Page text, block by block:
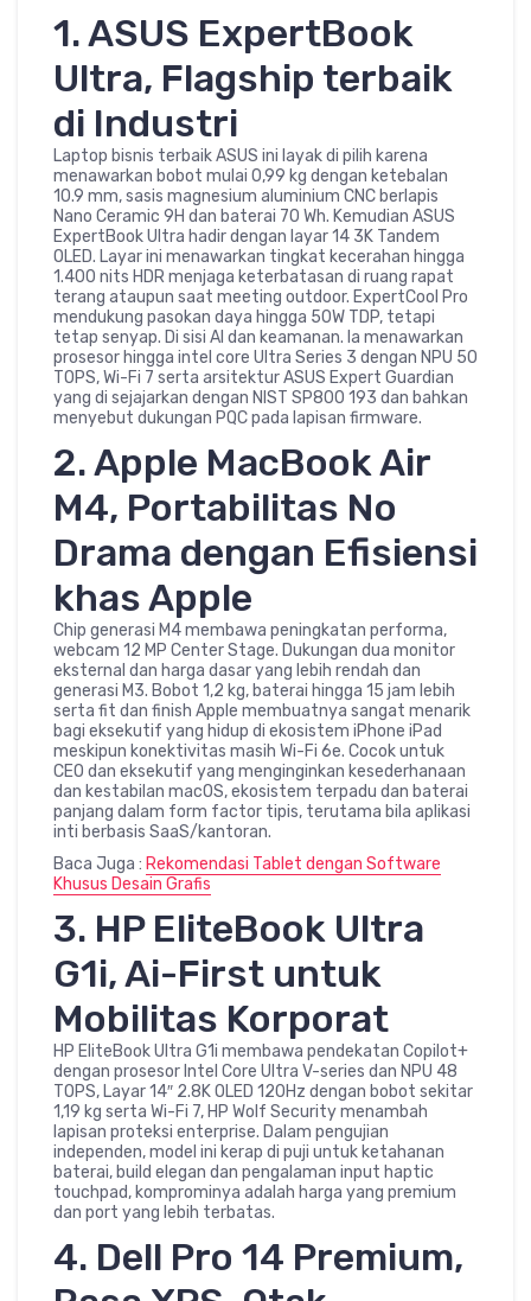
1. ASUS ExpertBook
Ultra, Flagship terbaik
di Industri
Laptop bisnis terbaik ASUS ini layak di pilih karena
menawarkan bobot mulai 0,99 kg dengan ketebalan
10.9 mm, sasis magnesium aluminium CNC berlapis
Nano Ceramic 9H dan baterai 70 Wh. Kemudian ASUS
ExpertBook Ultra hadir dengan layar 14 3K Tandem
OLED. Layar ini menawarkan tingkat kecerahan hingga
1.400 nits HDR menjaga keterbatasan di ruang rapat
terang ataupun saat meeting outdoor. ExpertCool Pro
mendukung pasokan daya hingga 50W TDP, tetapi
tetap senyap. Di sisi AI dan keamanan. Ia menawarkan
prosesor hingga intel core Ultra Series 3 dengan NPU 50
TOPS, Wi-Fi 7 serta arsitektur ASUS Expert Guardian
yang di sejajarkan dengan NIST SP800 193 dan bahkan
menyebut dukungan PQC pada lapisan firmware.
2. Apple MacBook Air
M4, Portabilitas No
Drama dengan Efisiensi
khas Apple
Chip generasi M4 membawa peningkatan performa,
webcam 12 MP Center Stage. Dukungan dua monitor
eksternal dan harga dasar yang lebih rendah dan
generasi M3. Bobot 1,2 kg, baterai hingga 15 jam lebih
serta fit dan finish Apple membuatnya sangat menarik
bagi eksekutif yang hidup di ekosistem iPhone iPad
meskipun konektivitas masih Wi-Fi 6e. Cocok untuk
CEO dan eksekutif yang menginginkan kesederhanaan
dan kestabilan macOS, ekosistem terpadu dan baterai
panjang dalam form factor tipis, terutama bila aplikasi
inti berbasis SaaS/kantoran.
Baca Juga : Rekomendasi Tablet dengan Software
Khusus Desain Grafis
3. HP EliteBook Ultra
G1i, Ai-First untuk
Mobilitas Korporat
HP EliteBook Ultra G1i membawa pendekatan Copilot+
dengan prosesor Intel Core Ultra V-series dan NPU 48
TOPS, Layar 14″ 2.8K OLED 120Hz dengan bobot sekitar
1,19 kg serta Wi-Fi 7, HP Wolf Security menambah
lapisan proteksi enterprise. Dalam pengujian
independen, model ini kerap di puji untuk ketahanan
baterai, build elegan dan pengalaman input haptic
touchpad, komprominya adalah harga yang premium
dan port yang lebih terbatas.
4. Dell Pro 14 Premium,